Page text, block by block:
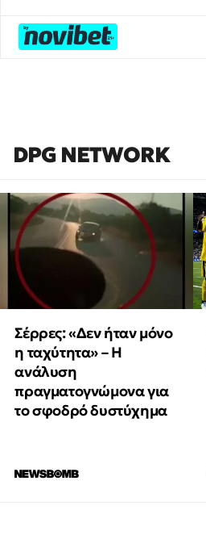
DPG NETWORK
Σέρρες: «Δεν ήταν μόνο
η ταχύτητα» – Η
ανάλυση
πραγματογνώμονα για
το σφοδρό δυστύχημα